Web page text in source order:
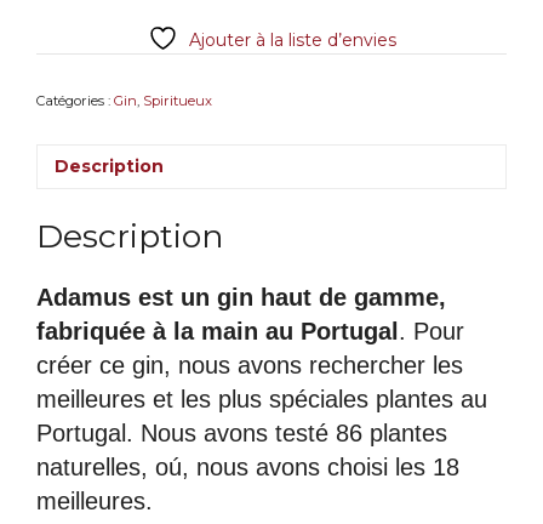
Ajouter à la liste d’envies
Catégories : Gin, Spiritueux
Description
Description
Adamus est un gin haut de gamme,
fabriquée à la main au Portugal . Pour
créer ce gin, nous avons rechercher les
meilleures et les plus spéciales plantes au
Portugal. Nous avons testé 86 plantes
naturelles, oú, nous avons choisi les 18
meilleures.